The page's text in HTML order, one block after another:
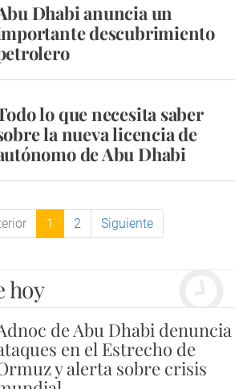
Dhabi anuncia un
descubrimiento
lo que necesita saber
la nueva licencia de
de Abu Dhabi
1 2 Siguiente
hoy
de Abu Dhabi denuncia
en el Estrecho de
y alerta sobre crisis